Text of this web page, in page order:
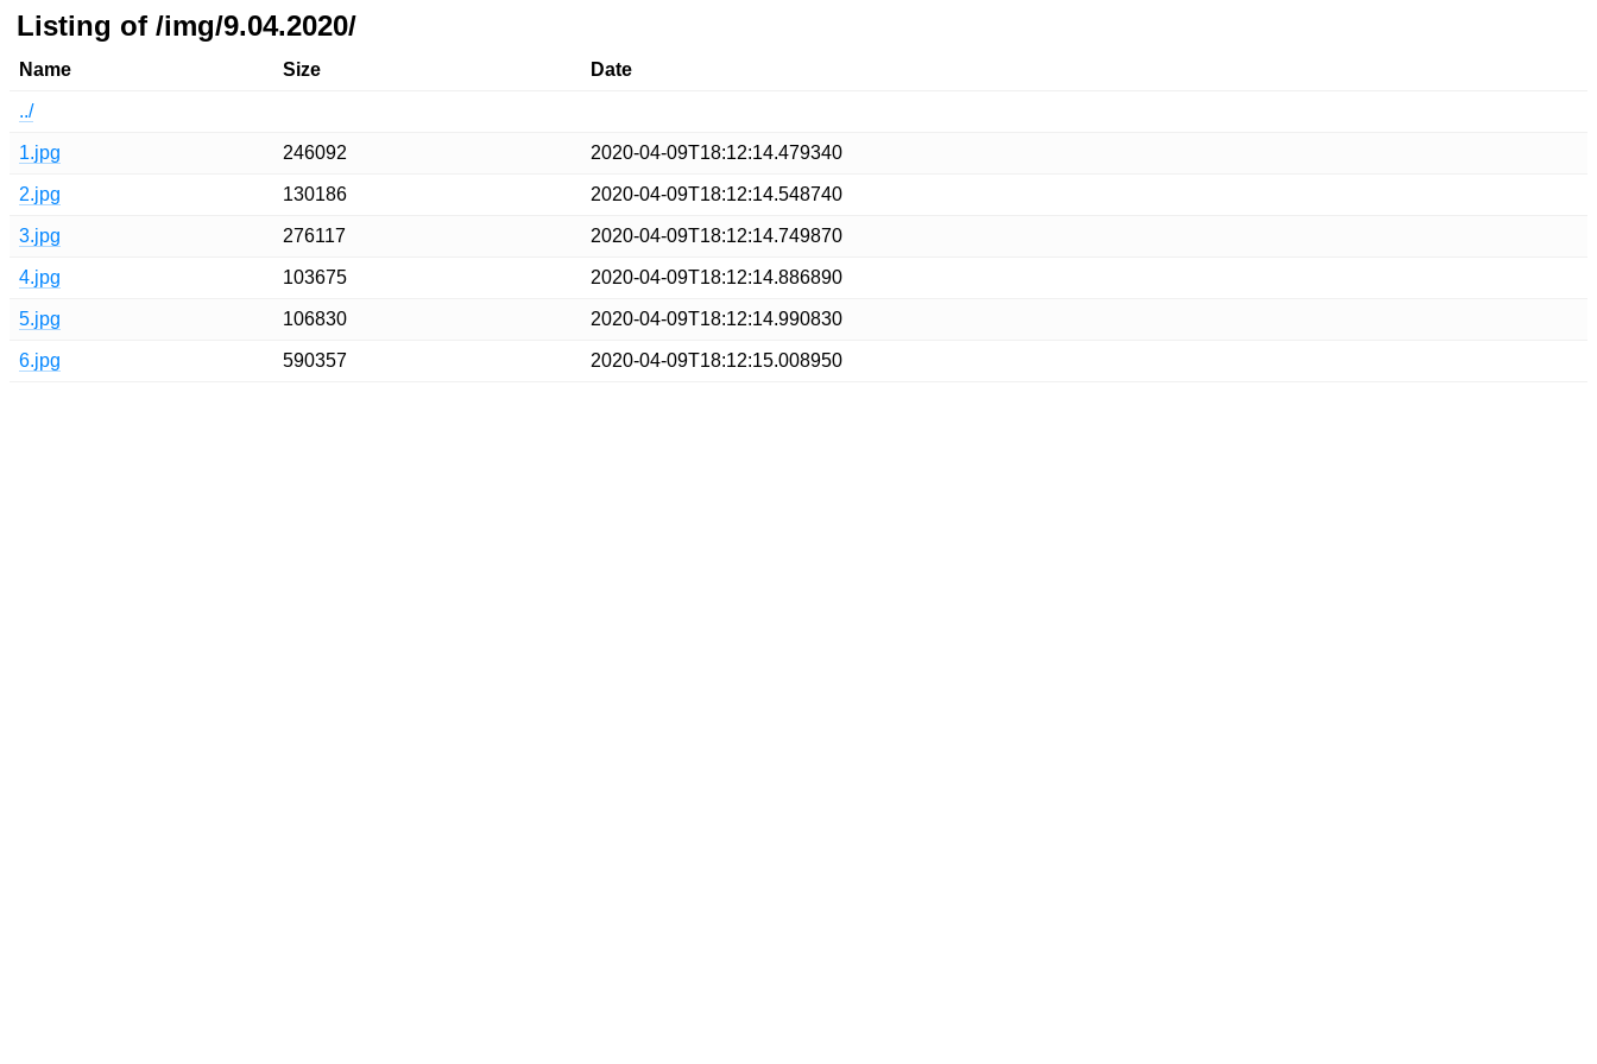
Listing of /img/9.04.2020/
Name Size Date
../
1.jpg 246092 2020-04-09T18:12:14.479340
2.jpg 130186 2020-04-09T18:12:14.548740
3.jpg 276117 2020-04-09T18:12:14.749870
4.jpg 103675 2020-04-09T18:12:14.886890
5.jpg 106830 2020-04-09T18:12:14.990830
6.jpg 590357 2020-04-09T18:12:15.008950